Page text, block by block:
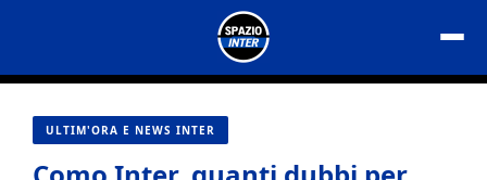
contenuto
ULTIM'ORA E NEWS INTER